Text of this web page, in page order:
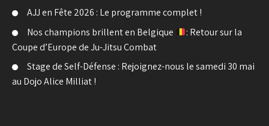
AJJ en Fête 2026 : Le programme complet !
Nos champions brillent en Belgique
: Retour sur la
Coupe d’Europe de Ju-Jitsu Combat
Stage de Self-Défense : Rejoignez-nous le samedi 30 mai
au Dojo Alice Milliat !